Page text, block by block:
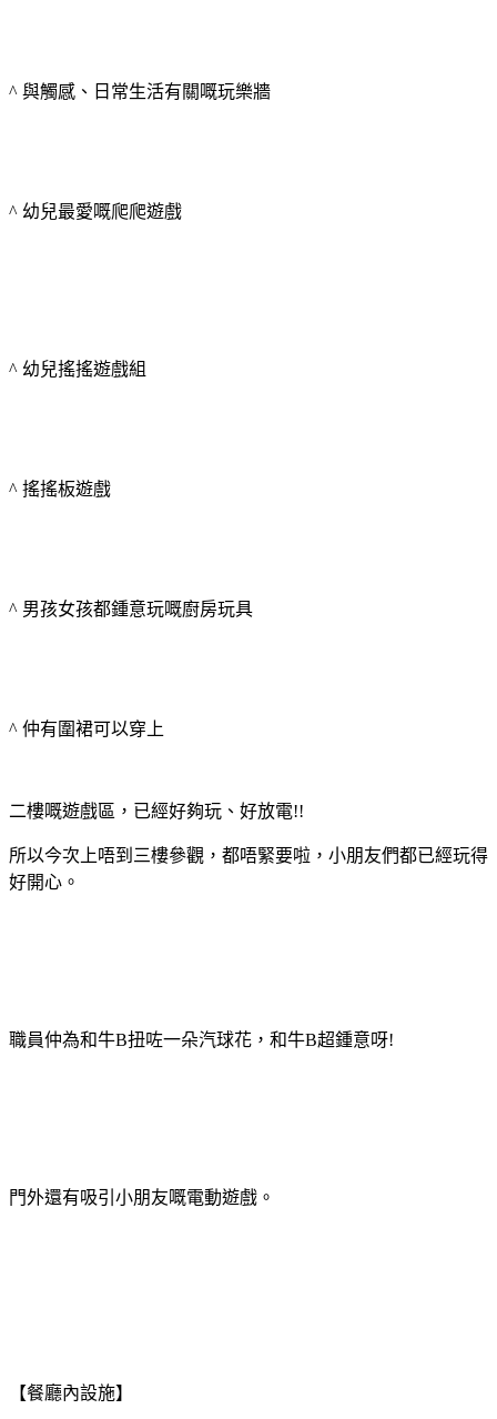
^ 與觸感、日常生活有關嘅玩樂牆
^ 幼兒最愛嘅爬爬遊戲
^ 幼兒搖搖遊戲組
^ 搖搖板遊戲
^ 男孩女孩都鍾意玩嘅廚房玩具
^ 仲有圍裙可以穿上
二樓嘅遊戲區，已經好夠玩、好放電!!
所以今次上唔到三樓參觀，都唔緊要啦，小朋友們都已經玩得
好開心。
職員仲為和牛B扭咗一朵汽球花，和牛B超鍾意呀!
門外還有吸引小朋友嘅電動遊戲。
【餐廳內設施】